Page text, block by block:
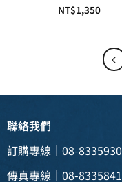
NT$1,350
聯絡我們
訂購專線｜08-8335930
傳真專線｜08-8335841